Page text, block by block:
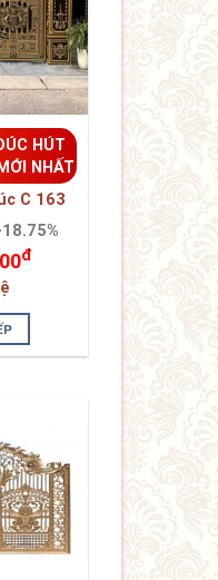
HÚT
NHẤT
C 163
đ